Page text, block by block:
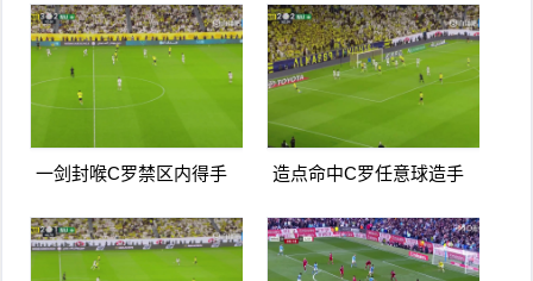
一剑封喉C罗禁区内得手
967球
造点命中C罗任意球造手
球